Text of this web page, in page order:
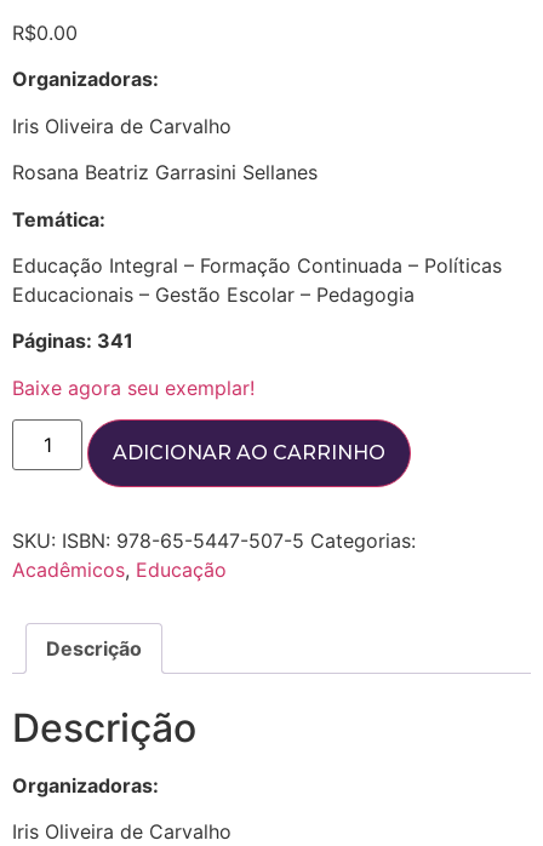
R$0.00
Organizadoras:
Iris Oliveira de Carvalho
Rosana Beatriz Garrasini Sellanes
Temática:
Educação Integral – Formação Continuada – Políticas
Educacionais – Gestão Escolar – Pedagogia
Páginas: 341
Baixe agora seu exemplar!
ADICIONAR AO CARRINHO
SKU: ISBN: 978-65-5447-507-5 Categorias:
Acadêmicos, Educação
Descrição
Descrição
Organizadoras:
Iris Oliveira de Carvalho